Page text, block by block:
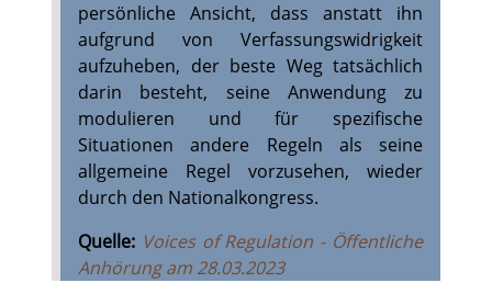
persönliche Ansicht, dass anstatt ihn
aufgrund von Verfassungswidrigkeit
aufzuheben, der beste Weg tatsächlich
darin besteht, seine Anwendung zu
modulieren und für spezifische
Situationen andere Regeln als seine
allgemeine Regel vorzusehen, wieder
durch den Nationalkongress.
Quelle: Voices of Regulation - Öffentliche
Anhörung am 28.03.2023